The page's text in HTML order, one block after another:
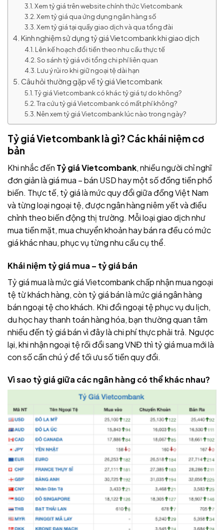
Xem tỷ giá trên website chính thức Vietcombank
Xem tỷ giá qua ứng dụng ngân hàng số
Xem tỷ giá tại quầy giao dịch và qua tổng đài
Kinh nghiệm sử dụng tỷ giá Vietcombank khi giao dịch
Lên kế hoạch đổi tiền theo nhu cầu thực tế
So sánh tỷ giá với tổng chi phí liên quan
Lưu ý rủi ro khi giữ ngoại tệ dài hạn
Câu hỏi thường gặp về tỷ giá Vietcombank
Tỷ giá Vietcombank có khác tỷ giá tự do không?
Tra cứu tỷ giá Vietcombank có mất phí không?
Nên xem tỷ giá Vietcombank lúc nào trong ngày?
Tỷ giá Vietcombank là gì? Các khái niệm cơ
bản
Khi nhắc đến Tỷ giá Vietcombank, nhiều người chỉ nghĩ
đơn giản là giá mua – bán USD hay một số đồng tiền phổ
biến. Thực tế, tỷ giá là mức quy đổi giữa đồng Việt Nam
và từng loại ngoại tệ, được ngân hàng niêm yết và điều
chỉnh theo biến động thị trường. Mỗi loại giao dịch như
mua tiền mặt, mua chuyển khoản hay bán ra đều có mức
giá khác nhau, phục vụ từng nhu cầu cụ thể.
Khái niệm tỷ giá mua – tỷ giá bán
Tỷ giá mua là mức giá Vietcombank chấp nhận mua ngoại
tệ từ khách hàng, còn tỷ giá bán là mức giá ngân hàng
bán ngoại tệ cho khách. Khi đổi ngoại tệ phục vụ du lịch,
du học hay thanh toán hàng hóa, bạn thường quan tâm
nhiều đến tỷ giá bán vì đây là chi phí thực phải trả. Ngược
lại, khi nhận ngoại tệ rồi đổi sang VNĐ thì tỷ giá mua mới là
con số cần chú ý để tối ưu số tiền quy đổi.
Vì sao tỷ giá giữa các ngân hàng có thể khác nhau?